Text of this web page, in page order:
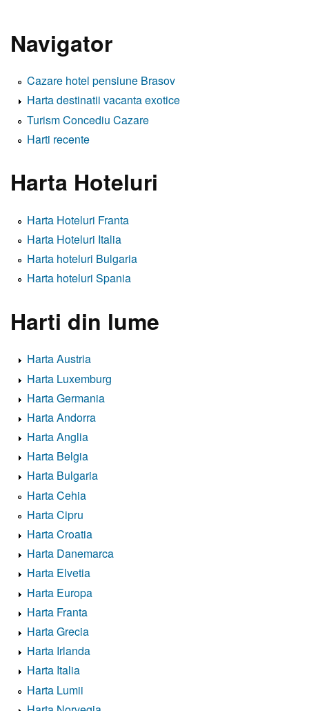
Navigator
Cazare hotel pensiune Brasov
Harta destinatii vacanta exotice
Turism Concediu Cazare
Harti recente
Harta Hoteluri
Harta Hoteluri Franta
Harta Hoteluri Italia
Harta hoteluri Bulgaria
Harta hoteluri Spania
Harti din lume
Harta Austria
Harta Luxemburg
Harta Germania
Harta Andorra
Harta Anglia
Harta Belgia
Harta Bulgaria
Harta Cehia
Harta Cipru
Harta Croatia
Harta Danemarca
Harta Elvetia
Harta Europa
Harta Franta
Harta Grecia
Harta Irlanda
Harta Italia
Harta Lumii